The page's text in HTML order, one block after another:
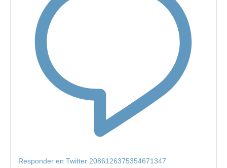
Responder en Twitter 2086126375354671347